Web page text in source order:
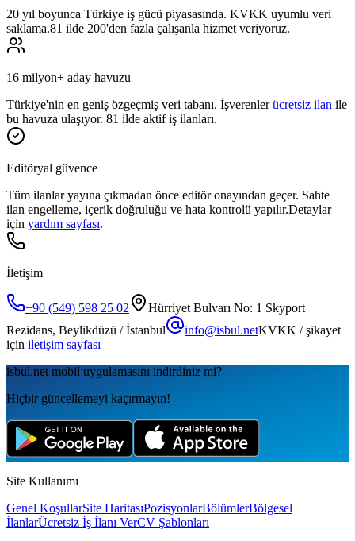
20 yıl boyunca Türkiye iş gücü piyasasında. KVKK uyumlu veri
saklama.81 ilde 200'den fazla çalışanla hizmet veriyoruz.
16 milyon+ aday havuzu
Türkiye'nin en geniş özgeçmiş veri tabanı. İşverenler ücretsiz ilan ile
bu havuza ulaşıyor. 81 ilde aktif iş ilanları.
Editöryal güvence
Tüm ilanlar yayına çıkmadan önce editör onayından geçer. Sahte
ilan engelleme, içerik doğruluğu ve hata kontrolü yapılır.Detaylar
için yardım sayfası.
İletişim
+90 (549) 598 25 02
Hürriyet Bulvarı No: 1 Skyport
Rezidans, Beylikdüzü / İstanbul
info@isbul.netKVKK / şikayet
için iletişim sayfası
isbul.net mobil uygulamаsını indirdiniz mi?
Hiçbir güncellemeyi kaçırmayın!
Site Kullanımı
Genel KoşullarSite HaritasıPozisyonlarBölümlerBölgesel
İlanlarÜcretsiz İş İlanı VerCV Şablonları